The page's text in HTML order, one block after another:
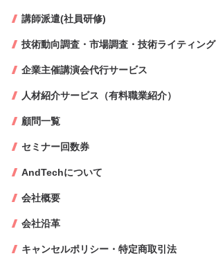
講師派遣(社員研修)
技術動向調査・市場調査・技術ライティング
企業主催講演会代行サービス
人材紹介サービス（有料職業紹介）
顧問一覧
セミナー回数券
AndTechについて
会社概要
会社沿革
キャンセルポリシー・特定商取引法